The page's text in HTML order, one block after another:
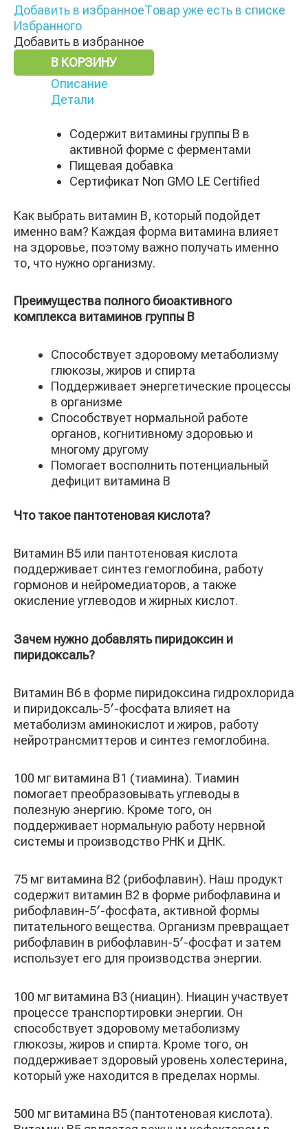
Добавить в избранноеТовар уже есть в списке
Избранного
Добавить в избранное
В КОРЗИНУ
Описание
Детали
Содержит витамины группы В в
активной форме с ферментами
Пищевая добавка
Сертификат Non GMO LE Certified
Как выбрать витамин B, который подойдет
именно вам? Каждая форма витамина влияет
на здоровье, поэтому важно получать именно
то, что нужно организму.
Преимущества полного биоактивного
комплекса витаминов группы B
Способствует здоровому метаболизму
глюкозы, жиров и спирта
Поддерживает энергетические процессы
в организме
Способствует нормальной работе
органов, когнитивному здоровью и
многому другому
Помогает восполнить потенциальный
дефицит витамина B
Что такое пантотеновая кислота?
Витамин B5 или пантотеновая кислота
поддерживает синтез гемоглобина, работу
гормонов и нейромедиаторов, а также
окисление углеводов и жирных кислот.
Зачем нужно добавлять пиридоксин и
пиридоксаль?
Витамин B6 в форме пиридоксина гидрохлорида
и пиридоксаль-5′-фосфата влияет на
метаболизм аминокислот и жиров, работу
нейротрансмиттеров и синтез гемоглобина.
100 мг витамина B1 (тиамина). Тиамин
помогает преобразовывать углеводы в
полезную энергию. Кроме того, он
поддерживает нормальную работу нервной
системы и производство РНК и ДНК.
75 мг витамина B2 (рибофлавин). Наш продукт
содержит витамин B2 в форме рибофлавина и
рибофлавин-5′-фосфата, активной формы
питательного вещества. Организм превращает
рибофлавин в рибофлавин-5′-фосфат и затем
использует его для производства энергии.
100 мг витамина B3 (ниацин). Ниацин участвует
процессе транспортировки энергии. Он
способствует здоровому метаболизму
глюкозы, жиров и спирта. Кроме того, он
поддерживает здоровый уровень холестерина,
который уже находится в пределах нормы.
500 мг витамина B5 (пантотеновая кислота).